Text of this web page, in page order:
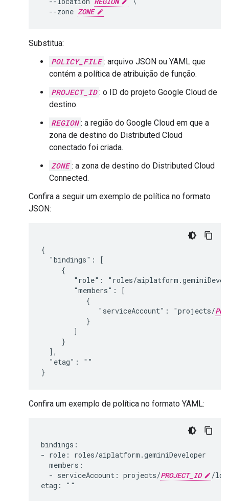
  --zone
ZONE
Substitua:
POLICY_FILE : arquivo JSON ou YAML que
contém a política de atribuição de função.
PROJECT_ID : o ID do projeto Google Cloud de
destino.
REGION : a região do Google Cloud em que a
zona de destino do Distributed Cloud
conectado foi criada.
ZONE : a zona de destino do Distributed Cloud
Connected.
Confira a seguir um exemplo de política no formato
JSON:
{
  "bindings": [
     {
"role": "roles/
        "members": [
           {
              "serviceAccount": "projects/
           }
        ]
     }
  ],
  "etag": ""
Confira um exemplo de política no formato YAML:
bindings:
- role: roles/aiplatform.geminiDeveloper
  members:
  - serviceAccount: projects/
PROJECT_ID
/